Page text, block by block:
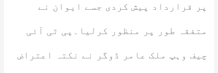
پر قرارداد پیش کردی جسے ایوان نے
متفقہ طور پر منظور کرلیا۔پی ٹی آئی
چیف وہپ ملک عامر ڈوگر نے نکتہ اعتراض